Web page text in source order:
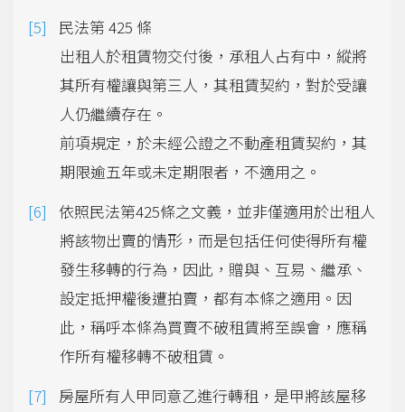
民法第 425 條
出租人於租賃物交付後，承租人占有中，縱將
其所有權讓與第三人，其租賃契約，對於受讓
人仍繼續存在。
前項規定，於未經公證之不動產租賃契約，其
期限逾五年或未定期限者，不適用之。
依照民法第425條之文義，並非僅適用於出租人
將該物出賣的情形，而是包括任何使得所有權
發生移轉的行為，因此，贈與、互易、繼承、
設定抵押權後遭拍賣，都有本條之適用。因
此，稱呼本條為買賣不破租賃將至誤會，應稱
作所有權移轉不破租賃。
房屋所有人甲同意乙進行轉租，是甲將該屋移